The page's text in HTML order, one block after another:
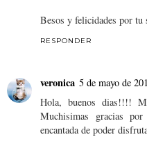
Besos y felicidades por tu
RESPONDER
veronica 5 de mayo de
Hola, buenos dias!!!!
Muchisimas gracias
encantada de poder